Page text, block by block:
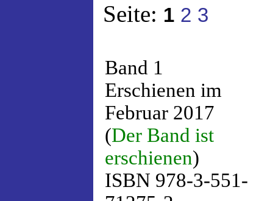
Seite: 1 2 3
Band 1
Erschienen im
Februar 2017
(Der Band ist
erschienen)
ISBN 978-3-551-